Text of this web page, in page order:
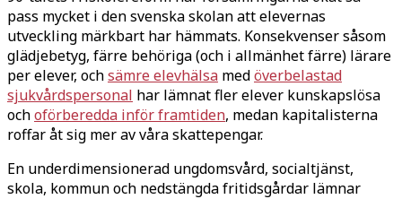
pass mycket i den svenska skolan att elevernas
utveckling märkbart har hämmats. Konsekvenser såsom
glädjebetyg, färre behöriga (och i allmänhet färre) lärare
per elever, ochsämre elevhälsa medöverbelastad
sjukvårdspersonal har lämnat fler elever kunskapslösa
ochoförberedda inför framtiden, medan kapitalisterna
roffar åt sig mer av våra skattepengar.
En underdimensionerad ungdomsvård, socialtjänst,
skola, kommun och nedstängda fritidsgårdar lämnar